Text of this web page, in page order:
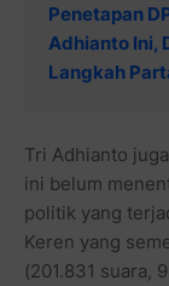
Penetapan
Adhianto Ini,
Langkah
Tri Adhianto
ini belum
politik yang
Keren yang
(201.831 suara,